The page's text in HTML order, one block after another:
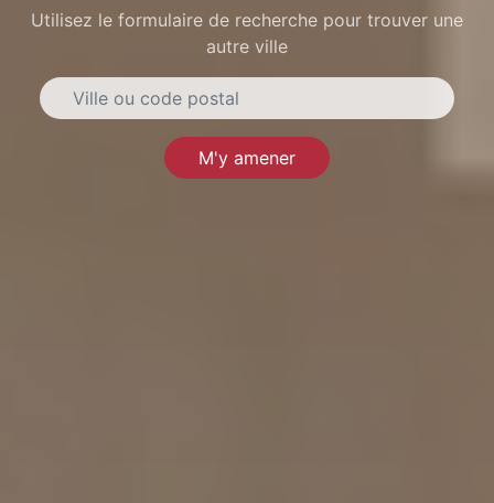
Utilisez le formulaire de recherche pour trouver une
autre ville
M'y amener